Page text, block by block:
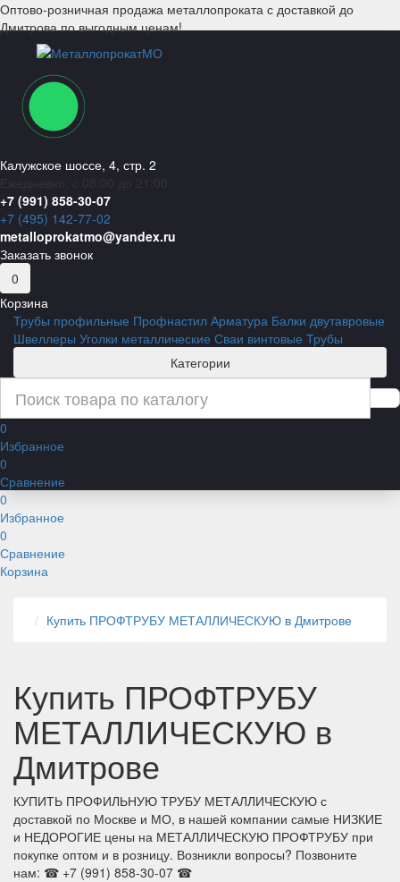
Оптово-розничная продажа металлопроката с доставкой до
Дмитрова по выгодным ценам!
Калужское шоссе, 4, стр. 2
+7 (991) 858-30-07
+7 (495) 142-77-02
metalloprokatmo@yandex.ru
Заказать звонок
0
Корзина
Трубы профильные Профнастил Арматура Балки двутавровые
Швеллеры Уголки металлические Сваи винтовые Трубы
Категории
0
Избранное
0
Сравнение
0
Избранное
0
Сравнение
Корзина
Купить ПРОФТРУБУ МЕТАЛЛИЧЕСКУЮ в Дмитрове
Купить ПРОФТРУБУ
МЕТАЛЛИЧЕСКУЮ в
Дмитрове
КУПИТЬ ПРОФИЛЬНУЮ ТРУБУ МЕТАЛЛИЧЕСКУЮ с
доставкой по Москве и МО, в нашей компании самые НИЗКИЕ
и НЕДОРОГИЕ цены на МЕТАЛЛИЧЕСКУЮ ПРОФТРУБУ при
покупке оптом и в розницу. Возникли вопросы? Позвоните
нам: ☎ +7 (991) 858-30-07 ☎